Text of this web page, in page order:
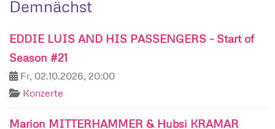
Demnächst
EDDIE LUIS AND HIS PASSENGERS - Start of
Season #21
Fr, 02.10.2026, 20:00
Konzerte
Marion MITTERHAMMER & Hubsi KRAMAR